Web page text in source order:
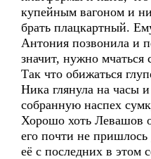
купейным вагоном и
брать плацкартный.
Антония позвонила и
значит, нужно мчаться
Так что обижаться
Ника глянула на часы
собранную наспех
Хорошо хоть Левашов
его почти не пришлось
её с последних в этом